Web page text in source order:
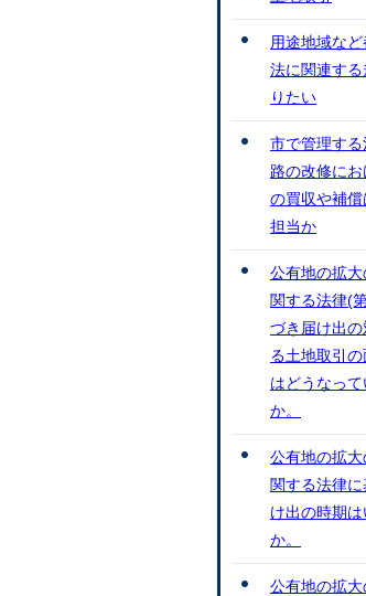
用途地域な
法に関連する
りたい
市で管理する
路の改修に
の買収や補
担当か
公有地の拡大
関する法律(
づき届け出の
る土地取引
はどうなっ
か。
公有地の拡大
関する法律
け出の時期
か。
公有地の拡大